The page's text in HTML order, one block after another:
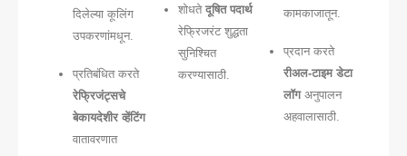
दिलेल्या कूलिंग
उपकरणांमधून.
प्रतिबंधित करते
रेफ्रिजंट्सचे
बेकायदेशीर व्हेंटिंग
वातावरणात
शोधते दूषित पदार्थ
रेफ्रिजरंट शुद्धता
सुनिश्चित
करण्यासाठी.
कामकाजातून.
प्रदान करते
रीअल-टाइम डेटा
लॉगअनुपालन
अहवालासाठी.